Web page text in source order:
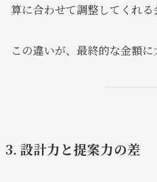
算に合わせて調整してくれる
この違いが、最終的な金額に
3. 設計力と提案力の差